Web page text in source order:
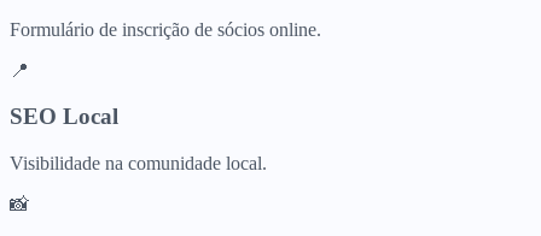
Formulário de inscrição de sócios online.
📍
SEO Local
Visibilidade na comunidade local.
📸